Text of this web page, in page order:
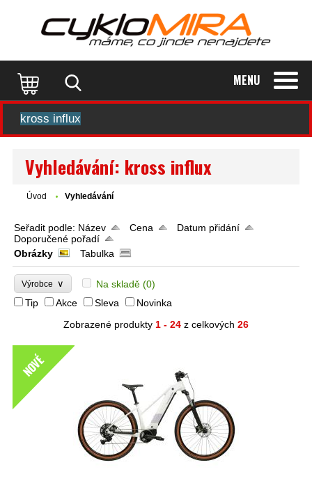
MENU
Vyhledávání: kross influx
Úvod Vyhledávání
Seřadit podle: Název Cena
Datum přidání
Doporučené pořadí
Obrázky
Tabulka
Výrobce ∨ Na skladě (0)
Tip
Akce Sleva
Novinka
Zobrazené produkty 1 - 24 z celkových 26
NOVÉ